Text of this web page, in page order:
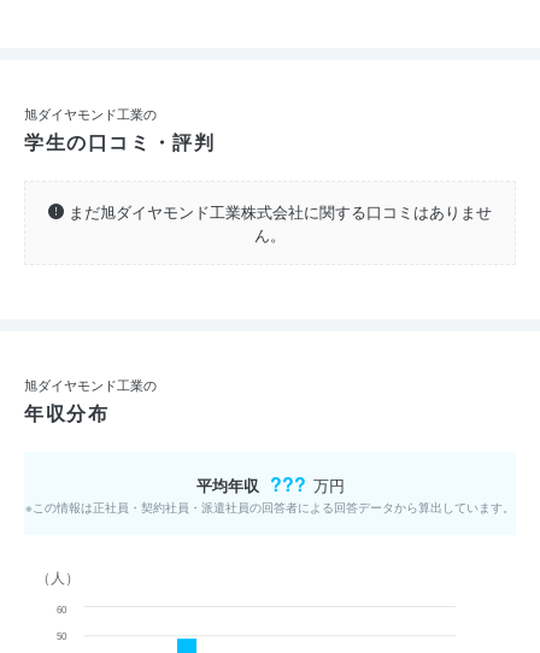
旭ダイヤモンド工業の
学生の口コミ・評判
まだ旭ダイヤモンド工業株式会社に関する口コミはありませ
ん。
旭ダイヤモンド工業の
年収分布
平均年収 ??? 万円
※この情報は正社員・契約社員・派遣社員の回答者による回答データから算出しています。
（人）
50
60